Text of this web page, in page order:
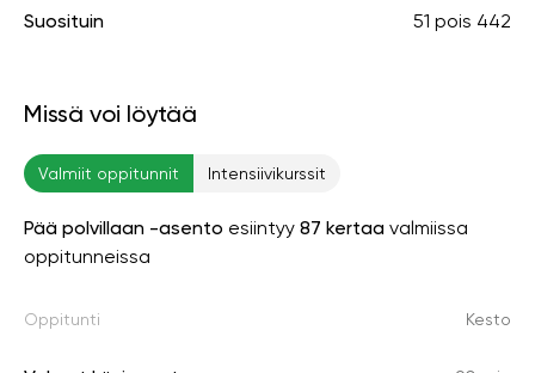
Suosituin 51 pois 442
Missä voi löytää
Valmiit oppitunnit Intensiivikurssit
Pää polvillaan -asento esiintyy 87 kertaa valmiissa
oppitunneissa
Oppitunti Kesto